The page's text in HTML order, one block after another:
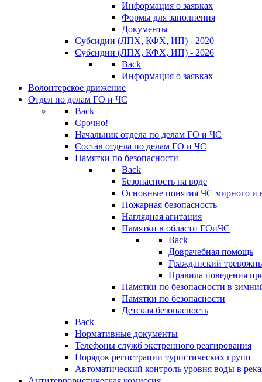
Информация о заявках
Формы для заполнения
Документы
Субсидии (ЛПХ, КФХ, ИП) - 2020
Субсидии (ЛПХ, КФХ, ИП) - 2026
Back
Информация о заявках
Волонтерское движение
Отдел по делам ГО и ЧС
Back
Срочно!
Начальник отдела по делам ГО и ЧС
Состав отдела по делам ГО и ЧС
Памятки по безопасности
Back
Безопасность на воде
Основные понятия ЧС мирного и
Пожарная безопасность
Наглядная агитация
Памятки в области ГОиЧС
Back
Доврачебная помощь
Гражданский
Правила поведения
Памятки по безопасности в
Памятки по безопасности
Детская безопасность
Back
Нормативные документы
Телефоны служб экстренного реагирования
Порядок регистрации туристических групп
Автоматический контроль уровня воды в